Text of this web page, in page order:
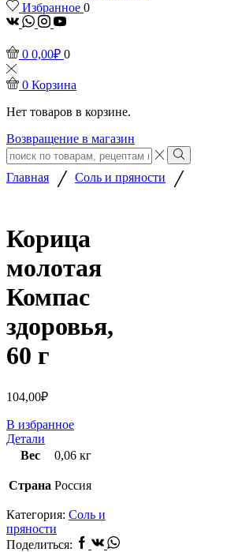
Избранное 0
vk Whatsapp
Instagram
Youtube
0 0,00₽ 0
0 Корзина
Нет товаров в корзине.
Возвращение в магазин
Search
input
Search
Главная / Соль и пряности /
Корица
молотая
Компас
здоровья,
60 г
104,00₽
В избранное
Детали
Вес
0,06 кг
Страна Россия
Категория: Соль и
пряности
Поделиться: Facebook
Vk Whatsapp